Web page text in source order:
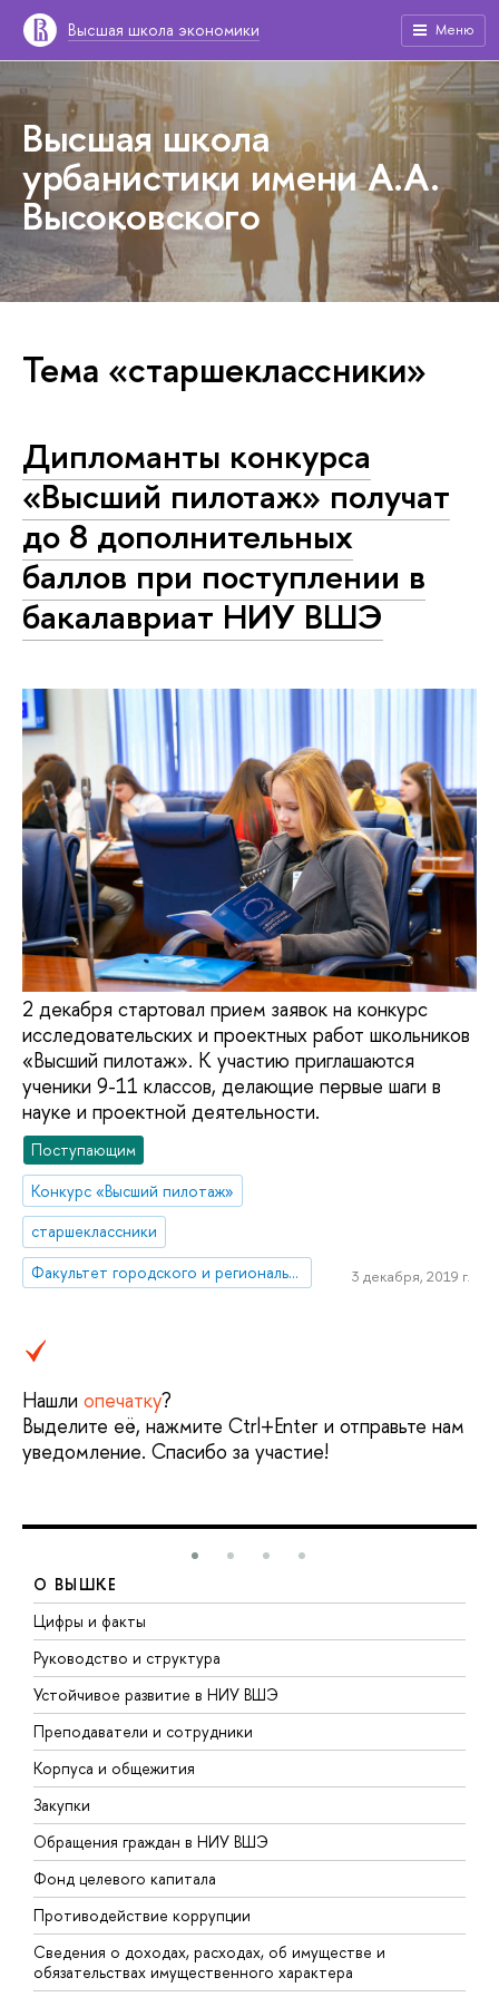
Высшая школа экономики Меню
Высшая школа
урбанистики имени А.А.
Высоковского
Тема «старшеклассники»
Дипломанты конкурса
«Высший пилотаж» получат
до 8 дополнительных
баллов при поступлении в
бакалавриат НИУ ВШЭ
2 декабря стартовал прием заявок на конкурс
исследовательских и проектных работ школьников
«Высший пилотаж». К участию приглашаются
ученики 9-11 классов, делающие первые шаги в
науке и проектной деятельности.
Поступающим
Конкурс «Высший пилотаж»
старшеклассники
Факультет городского и регионального развития
3 декабря, 2019 г.
Нашли опечатку?
Выделите её, нажмите Ctrl+Enter и отправьте нам
уведомление. Спасибо за участие!
О ВЫШКЕ
Цифры и факты
Руководство и структура
Устойчивое развитие в НИУ ВШЭ
Преподаватели и сотрудники
Корпуса и общежития
Закупки
Обращения граждан в НИУ ВШЭ
Фонд целевого капитала
Противодействие коррупции
Сведения о доходах, расходах, об имуществе и
обязательствах имущественного характера